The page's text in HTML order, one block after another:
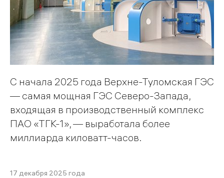
С начала 2025 года Верхне-Туломская ГЭС
— самая мощная ГЭС Северо-Запада,
входящая в производственный комплекс
ПАО «ТГК-1», — выработала более
миллиарда киловатт-часов.
17 декабря 2025 года